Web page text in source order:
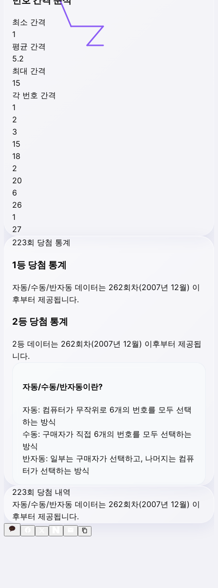
최소 간격
1
평균 간격
5.2
최대 간격
15
각 번호 간격
1
2
3
15
18
2
20
6
26
1
27
223회 당첨 통계
1등 당첨 통계
자동/수동/반자동 데이터는 262회차(2007년 12월) 이
후부터 제공됩니다.
2등 당첨 통계
2등 데이터는 262회차(2007년 12월) 이후부터 제공됩
니다.
자동/수동/반자동이란?
자동: 컴퓨터가 무작위로 6개의 번호를 모두 선택
하는 방식
수동: 구매자가 직접 6개의 번호를 모두 선택하는
방식
반자동: 일부는 구매자가 선택하고, 나머지는 컴퓨
터가 선택하는 방식
223회 당첨 내역
자동/수동/반자동 데이터는 262회차(2007년 12월) 이
후부터 제공됩니다.